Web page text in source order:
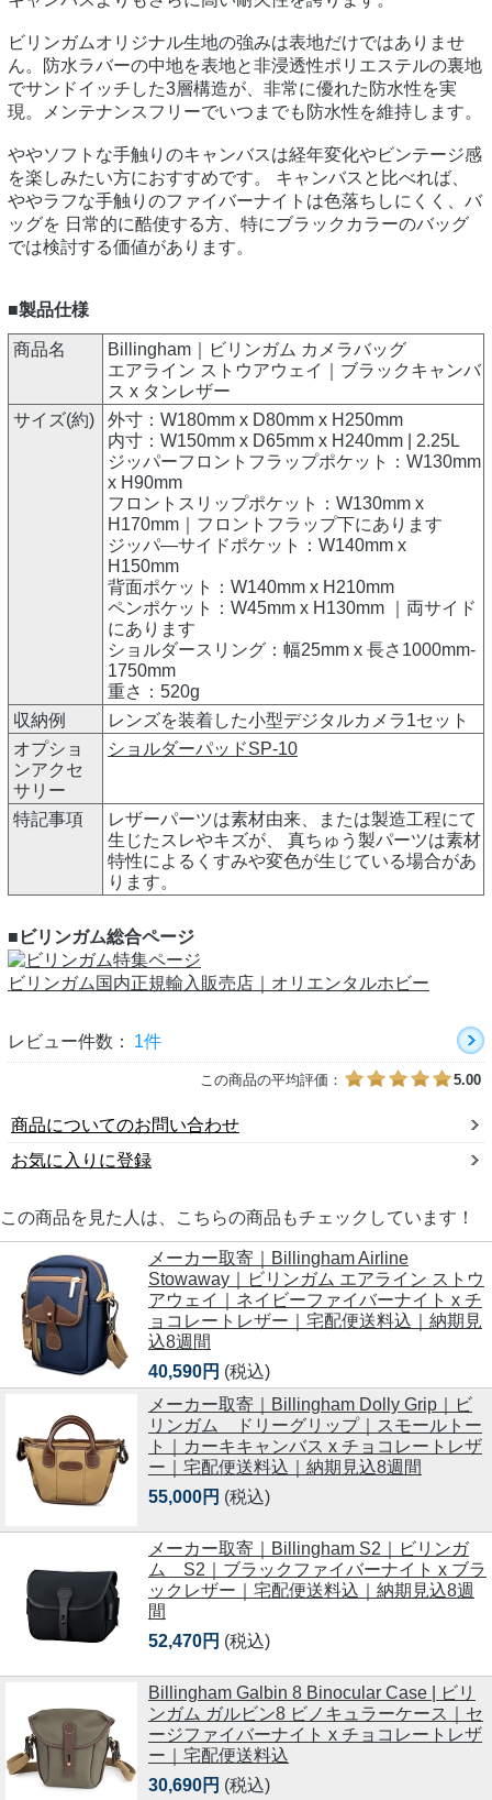
ビリンガムオリジナル生地の強みは表地だけではありませ
ん。防水ラバーの中地を表地と非浸透性ポリエステルの裏地
でサンドイッチした3層構造が、非常に優れた防水性を実
現。メンテナンスフリーでいつまでも防水性を維持します。
ややソフトな手触りのキャンバスは経年変化やビンテージ感
を楽しみたい方におすすめです。 キャンバスと比べれば、
ややラフな手触りのファイバーナイトは色落ちしにくく、バ
ッグを 日常的に酷使する方、特にブラックカラーのバッグ
では検討する価値があります。
■製品仕様
商品名
Billingham｜ビリンガム カメラバッグ
エアライン ストウアウェイ｜ブラックキャンバ
ス x タンレザー
サイズ(約)
外寸：W180mm x D80mm x H250mm
内寸：W150mm x D65mm x H240mm | 2.25L
ジッパーフロントフラップポケット：W130mm
x H90mm
フロントスリップポケット：W130mm x
H170mm｜フロントフラップ下にあります
ジッパ―サイドポケット：W140mm x
H150mm
背面ポケット：W140mm x H210mm
ペンポケット：W45mm x H130mm ｜両サイド
にあります
ショルダースリング：幅25mm x 長さ1000mm-
1750mm
重さ：520g
収納例
レンズを装着した小型デジタルカメラ1セット
オプショ
ンアクセ
サリー
ショルダーパッドSP-10
特記事項
レザーパーツは素材由来、または製造工程にて
生じたスレやキズが、 真ちゅう製パーツは素材
特性によるくすみや変色が生じている場合があ
ります。
■ビリンガム総合ページ
ビリンガム国内正規輸入販売店｜オリエンタルホビー
レビュー件数： 1件
この商品の平均評価： 5.00
商品についてのお問い合わせ
お気に入りに登録
この商品を見た人は、こちらの商品もチェックしています！
メーカー取寄｜Billingham Airline
Stowaway｜ビリンガム エアライン ストウ
アウェイ｜ネイビーファイバーナイト x チ
ョコレートレザー｜宅配便送料込｜納期見
込8週間
40,590円 (税込)
メーカー取寄｜Billingham Dolly Grip｜ビ
リンガム ドリーグリップ｜スモールトー
ト｜カーキキャンバス x チョコレートレザ
ー｜宅配便送料込｜納期見込8週間
55,000円 (税込)
メーカー取寄｜Billingham S2｜ビリンガ
ム S2｜ブラックファイバーナイト x ブラ
ックレザー｜宅配便送料込｜納期見込8週
間
52,470円 (税込)
Billingham Galbin 8 Binocular Case | ビリ
ンガム ガルビン8 ビノキュラーケース｜セ
ージファイバーナイト x チョコレートレザ
ー｜宅配便送料込
30,690円 (税込)